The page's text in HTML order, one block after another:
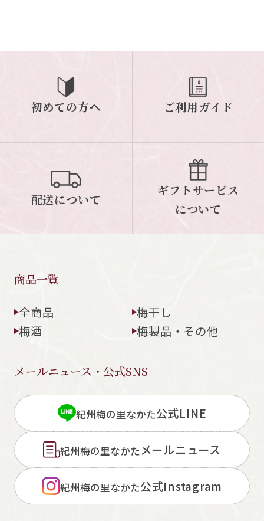
初めての方へ ご利用ガイド
配送について
ギフトサービス
について
商品一覧
全商品
梅干し
梅酒
梅製品・その他
メールニュース・公式SNS
紀州梅の里なかた公式LINE
紀州梅の里なかたメールニュース
紀州梅の里なかた公式Instagram